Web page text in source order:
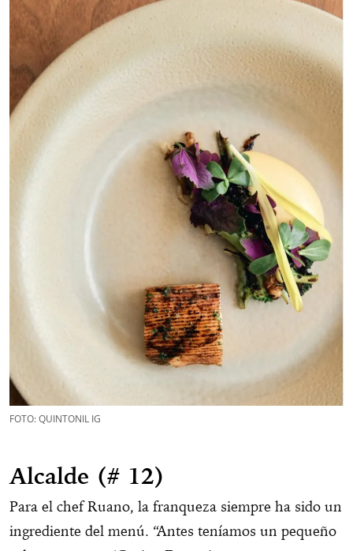
FOTO: QUINTONIL IG
Alcalde (# 12)
Para el chef Ruano, la franqueza siempre ha sido un
ingrediente del menú. “Antes teníamos un pequeño